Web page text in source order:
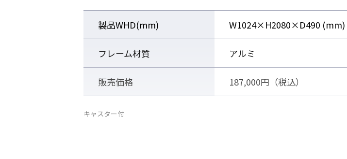
【レーザー安全に特化した特殊フレーム構造】
製品WHD(mm) W1024×H2080×D490 (mm)
フレーム材質 アルミ
販売価格 187,000円（税込）
キャスター付